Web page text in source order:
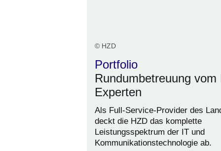
© HZD
Portfolio
Rundumbetreuung vom
Experten
Als Full-Service-Provider des
deckt die HZD das komplette
Leistungsspektrum der IT und
Kommunikationstechnologie ab.